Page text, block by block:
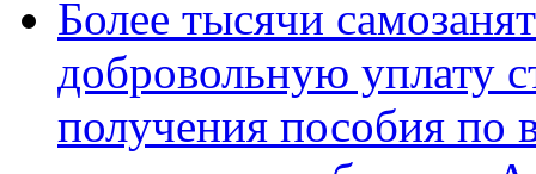
Более тысячи
добровольную уплату
получения пособия по